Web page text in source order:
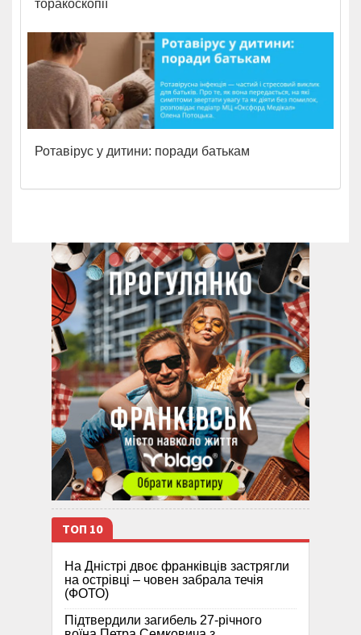
торакоскопії
Ротавірус у дитини: поради батькам
ТОП 10
На Дністрі двоє франківців застрягли
на острівці – човен забрала течія
(ФОТО)
Підтвердили загибель 27-річного